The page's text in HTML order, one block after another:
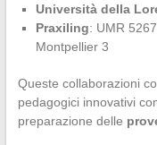
Università della
Praxiling: UMR
Montpellier 3
Queste collaborazioni
pedagogici innovativi
preparazione delle